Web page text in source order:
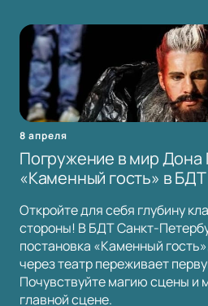
8 апреля
Погружение в мир Дона
«Каменный гость» в БДТ
Откройте для себя глубину
стороны! В БДТ Санкт-
постановка «Каменный
через театр переживает
Почувствуйте магию сцены и
главной сцене.